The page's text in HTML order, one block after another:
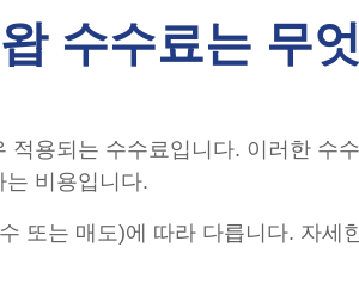
수수료는 무
용되는 수수료입니다. 이러한 수
비용입니다.
또는 매도)에 따라 다릅니다. 자세